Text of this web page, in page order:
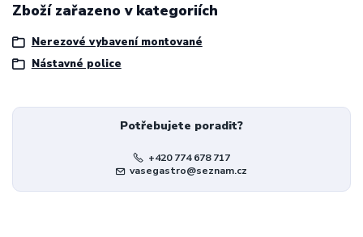
Zboží zařazeno v kategoriích
Nerezové vybavení montované
Nástavné police
Potřebujete poradit?
+420 774 678 717
vasegastro@seznam.cz